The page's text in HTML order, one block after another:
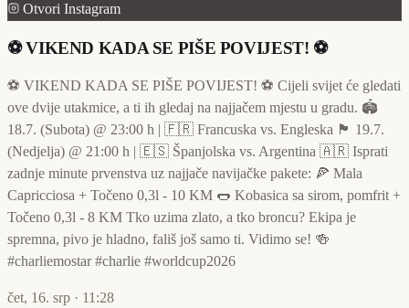
Otvori Instagram
⚽️ VIKEND KADA SE PIŠE POVIJEST! ⚽️
⚽️ VIKEND KADA SE PIŠE POVIJEST! ⚽️ Cijeli svijet će gledati
ove dvije utakmice, a ti ih gledaj na najjačem mjestu u gradu. 🏟️
18.7. (Subota) @ 23:00 h | 🇫🇷 Francuska vs. Engleska 🏴󠁧󠁢󠁥󠁮󠁧󠁿 19.7.
(Nedjelja) @ 21:00 h | 🇪🇸 Španjolska vs. Argentina 🇦🇷 Isprati
zadnje minute prvenstva uz najjače navijačke pakete: 🍕 Mala
Capricciosa + Točeno 0,3l - 10 KM 🌭 Kobasica sa sirom, pomfrit +
Točeno 0,3l - 8 KM Tko uzima zlato, a tko broncu? Ekipa je
spremna, pivo je hladno, fališ još samo ti. Vidimo se! 🍻
#charliemostar #charlie #worldcup2026
čet, 16. srp · 11:28